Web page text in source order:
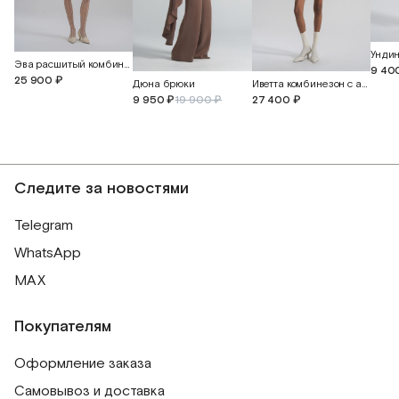
Эва расшитый комбинезон с прорезными бабочками
25 900 ₽
Дюна брюки
9 950 ₽19 900 ₽
Иветта комбинезон с ажурной вышивкой
27 400 ₽
9
Следите за новостями
Telegram
WhatsApp
MAX
Покупателям
Оформление заказа
Самовывоз и доставка